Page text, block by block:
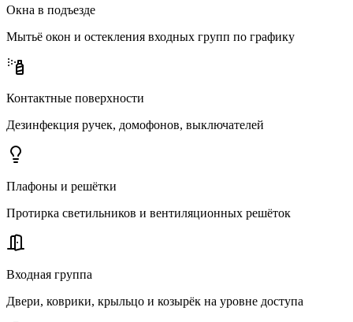
Окна в подъезде
Мытьё окон и остекления входных групп по графику
Контактные поверхности
Дезинфекция ручек, домофонов, выключателей
Плафоны и решётки
Протирка светильников и вентиляционных решёток
Входная группа
Двери, коврики, крыльцо и козырёк на уровне доступа